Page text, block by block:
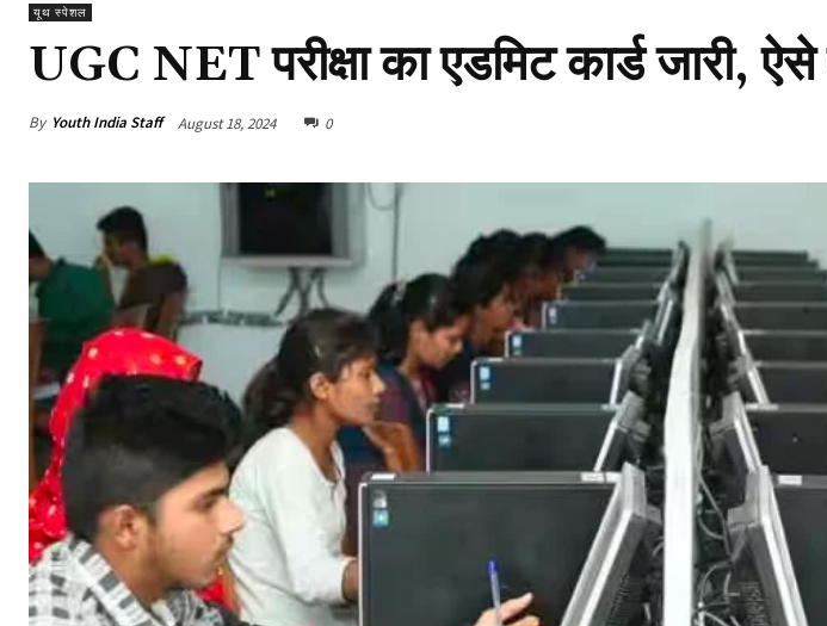
यूथ स्पेशल
UGC NET परीक्षा का एडमिट कार्ड जारी,
By Youth India Staff August 18, 2024 0